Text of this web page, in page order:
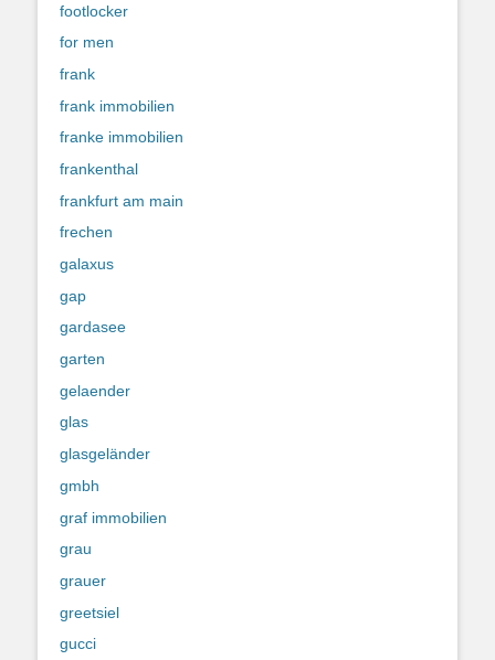
footlocker
for men
frank
frank immobilien
franke immobilien
frankenthal
frankfurt am main
frechen
galaxus
gap
gardasee
garten
gelaender
glas
glasgeländer
gmbh
graf immobilien
grau
grauer
greetsiel
gucci